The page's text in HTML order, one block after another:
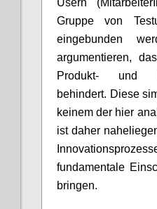
Usern
Gruppe von
eingebunden
argumentieren,
Produkt- und
behindert. Diese
keinem der hier
ist daher
fundamentale
bringen.